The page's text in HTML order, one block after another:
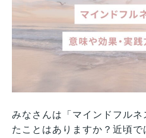
みなさんは「マインドフル
たことはありますか？近頃